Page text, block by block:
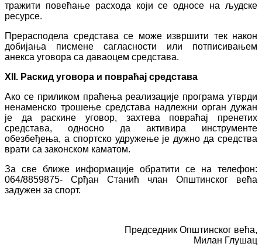
тражити повећање расхода који се односе на људске
ресурсе.
Прерасподела средстава се може извршити тек након
добијања писмене сагласности или потписивањем
анекса уговора са даваоцем средстава.
XII. Раскид уговора и повраћај средстава
Ако се приликом праћења реализације програма утврди
ненаменско трошење средстава надлежни орган дужан
је да раскине уговор, захтева повраћај пренетих
средстава, односно да активира инструменте
обезбеђења, а спортско удружење је дужно да средства
врати са законском каматом.
За све ближе информације обратити се на телефон:
064/8859875- Срђан Станић члан Општинског већа
задужен за спорт.
Председник Општинског већа,
Милан Глушац